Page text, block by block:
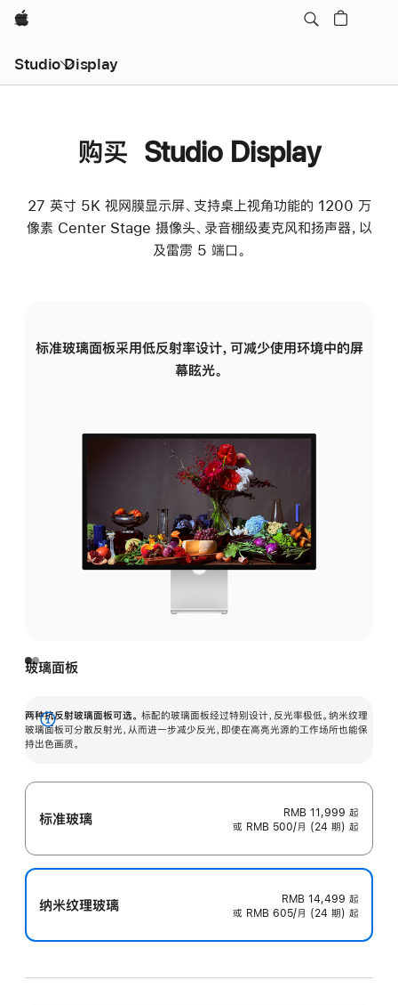
Apple
Studio Display
购买 Studio Display
27 英寸 5K 视网膜显示屏、支持桌上视角功能的 1200 万
像素 Center Stage 摄像头、录音棚级麦克风和扬声器，以
及雷雳 5 端口。
标准玻璃面板采用低反射率设计，可减少使用环境中的屏
幕眩光。
玻璃面板
两种抗反射玻璃面板可选。 标配的玻璃面板经过特别设计，反光率极低。纳米纹理
玻璃面板可分散反射光，从而进一步减少反光，即使在高亮光源的工作场所也能保
持出色画质。
展
开
标准玻璃 RMB 11,999 起
或 RMB 500/月 (24 期) 起
纳米纹理玻璃 RMB 14,499 起
或 RMB 605/月 (24 期) 起